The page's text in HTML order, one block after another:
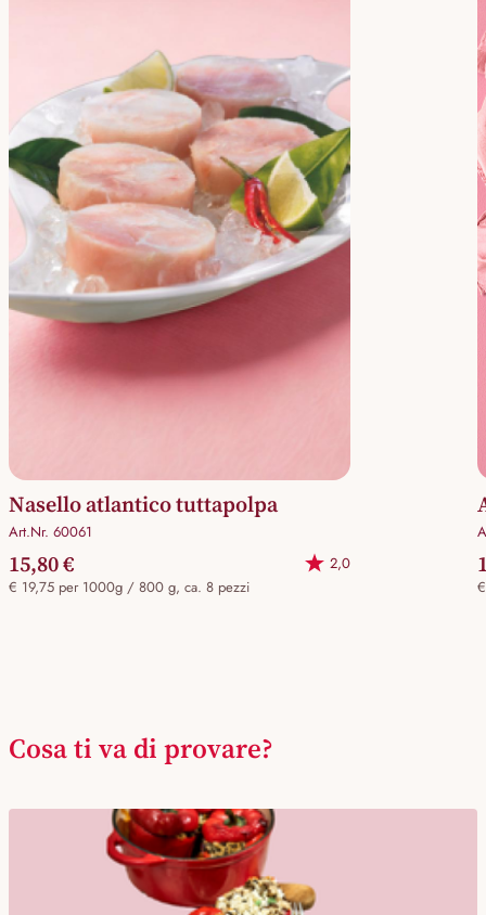
Nasello atlantico tuttapolpa
Art.Nr. 60061
15,80 €
2,0
€ 19,75 per 1000g / 800 g, ca. 8 pezzi
Cosa ti va di provare?